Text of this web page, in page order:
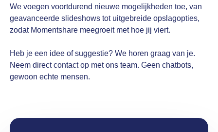
We voegen voortdurend nieuwe mogelijkheden toe, van
geavanceerde slideshows tot uitgebreide opslagopties,
zodat Momentshare meegroeit met hoe jij viert.
Heb je een idee of suggestie? We horen graag van je.
Neem direct contact op met ons team. Geen chatbots,
gewoon echte mensen.